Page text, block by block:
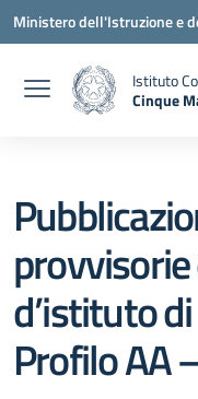
Vai ai contenuti
Vai al menu di navigazione
Vai al footer
Ministero dell'Istruzione e
Istituto
Cinque
d’istituto
Profilo AA